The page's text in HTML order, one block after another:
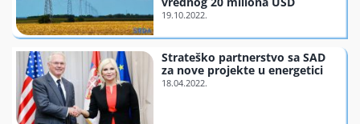
Finansiranje
O nama
Strateško partnerstvo sa SAD
za nove projekte u energetici